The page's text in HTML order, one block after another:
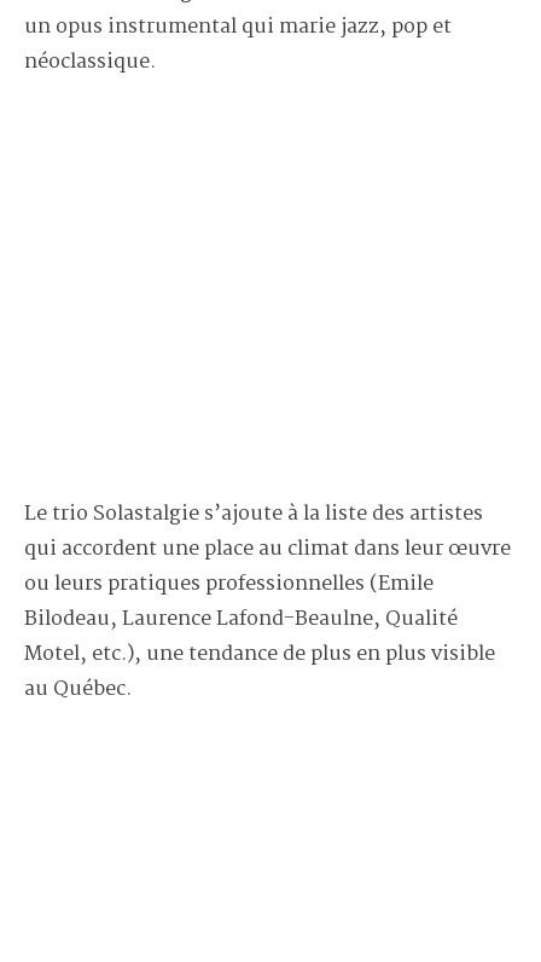
un opus instrumental qui marie jazz, pop et
néoclassique.
Le trio Solastalgie s’ajoute à la liste des artistes
qui accordent une place au climat dans leur œuvre
ou leurs pratiques professionnelles (Emile
Bilodeau, Laurence Lafond-Beaulne, Qualité
Motel, etc.), une tendance de plus en plus visible
au Québec.